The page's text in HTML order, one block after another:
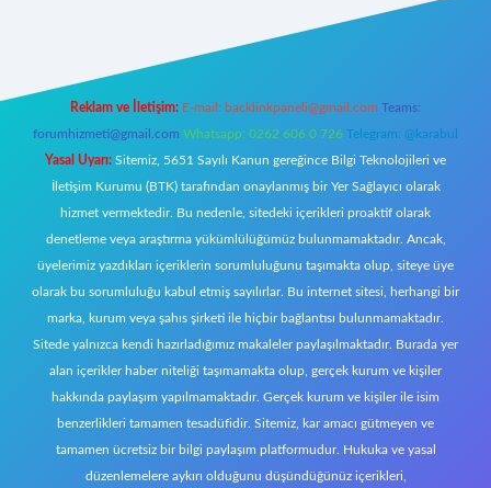
Reklam ve İletişim: E-mail: backlinkpaneli@gmail.com Teams:
forumhizmeti@gmail.com Whatsapp: 0262 606 0 726 Telegram: @karabul
Yasal Uyarı: Sitemiz, 5651 Sayılı Kanun gereğince Bilgi Teknolojileri ve
İletişim Kurumu (BTK) tarafından onaylanmış bir Yer Sağlayıcı olarak
hizmet vermektedir. Bu nedenle, sitedeki içerikleri proaktif olarak
denetleme veya araştırma yükümlülüğümüz bulunmamaktadır. Ancak,
üyelerimiz yazdıkları içeriklerin sorumluluğunu taşımakta olup, siteye üye
olarak bu sorumluluğu kabul etmiş sayılırlar. Bu internet sitesi, herhangi bir
marka, kurum veya şahıs şirketi ile hiçbir bağlantısı bulunmamaktadır.
Sitede yalnızca kendi hazırladığımız makaleler paylaşılmaktadır. Burada yer
alan içerikler haber niteliği taşımamakta olup, gerçek kurum ve kişiler
hakkında paylaşım yapılmamaktadır. Gerçek kurum ve kişiler ile isim
benzerlikleri tamamen tesadüfidir. Sitemiz, kar amacı gütmeyen ve
tamamen ücretsiz bir bilgi paylaşım platformudur. Hukuka ve yasal
düzenlemelere aykırı olduğunu düşündüğünüz içerikleri,